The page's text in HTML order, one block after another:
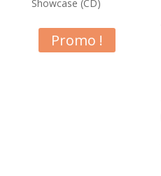
Showcase (CD)
Promo !